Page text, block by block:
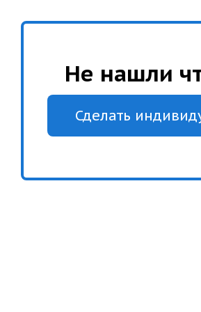
Не нашли